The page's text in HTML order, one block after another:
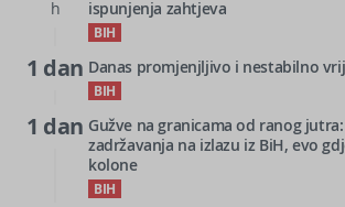
h
ispunjenja zahtjeva
BIH
1 dan Danas promjenjljivo i nestabilno
BIH
1 dan Gužve na granicama od ranog
zadržavanja na izlazu iz BiH, evo
kolone
BIH